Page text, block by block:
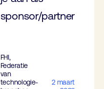
sponsor/partner
FHI,
Federatie
van
technologie-
2 maart